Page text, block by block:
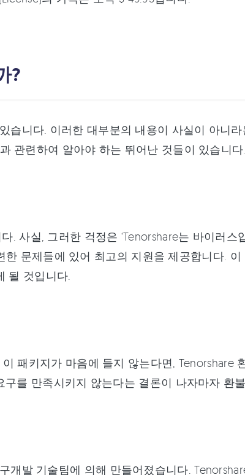
?
습니다. 이러한 대부분의 내용이 사실이 아니
관련하여 알아야 하는 뛰어난 것들이 있습니
. 사실, 그러한 걱정은 ‘Tenorshare는 바이러스
한 문제들에 있어 최고의 지원을 제공합니다.
될 것입니다.
패키지가 마음에 들지 않는다면, Tenorshare
를 만족시키지 않는다는 결론이 나자마자 환
개발 기술팀에 의해 만들어졌습니다.